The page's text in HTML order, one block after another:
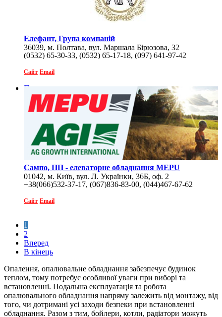
Елефант, Група компаній
36039, м. Полтава, вул. Маршала Бірюзова, 32
(0532) 65-30-33, (0532) 65-17-18, (097) 641-97-42
Сайт Email
Перегляд
Сампо, ПП - елеваторне обладнання MEPU
01042, м. Київ, вул. Л. Українки, 36Б, оф. 2
+38(066)532-37-17, (067)836-83-00, (044)467-67-62
Сайт Email
1
2
Вперед
В кінець
Опалення, опалювальне обладнання забезпечує будинок
теплом, тому потребує особливої уваги при виборі та
встановленні. Подальша експлуатація та робота
опалювального обладнання напряму залежить від монтажу, від
того, чи дотримані усі заходи безпеки при встановленні
обладнання. Разом з тим, бойлери, котли, радіатори можуть